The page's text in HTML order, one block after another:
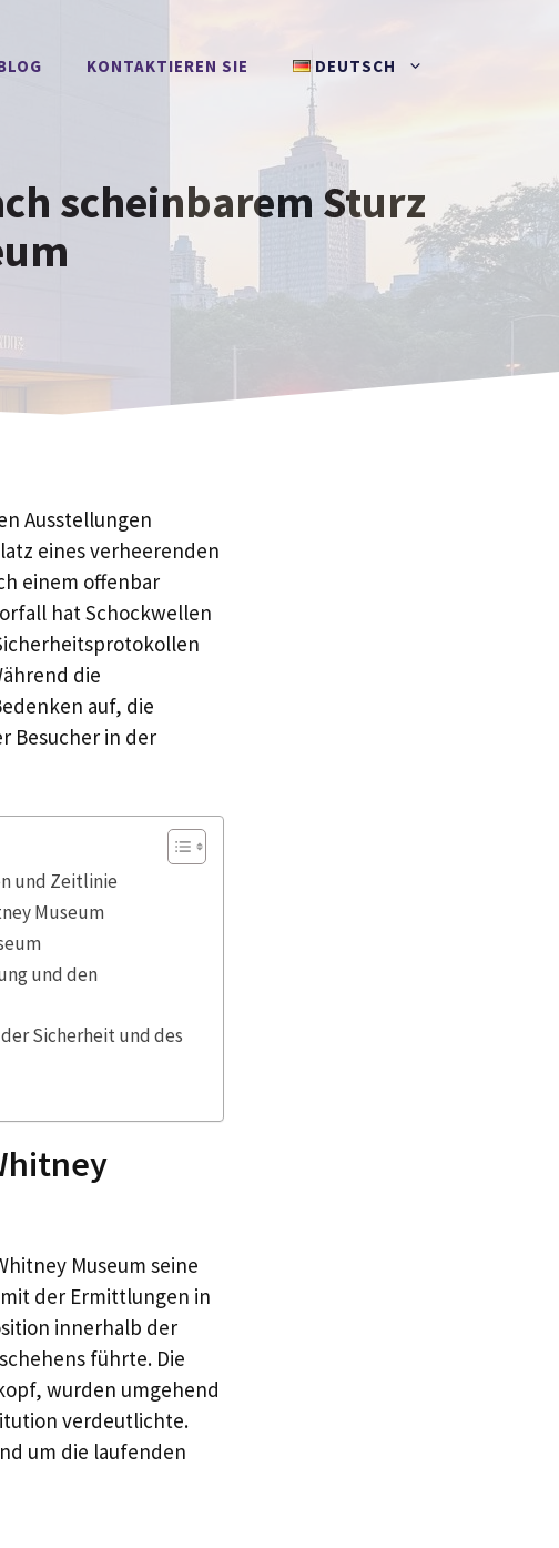
KONTAKTIEREN SIE DEUTSCH
scheinbarem Sturz
Ausstellungen
eines verheerenden
einem offenbar
hat Schockwellen
die
auf, die
Besucher in der
und Zeitlinie
Museum
und den
Sicherheit und des
Museum seine
der Ermittlungen in
innerhalb der
führte. Die
wurden umgehend
verdeutlichte.
um die laufenden